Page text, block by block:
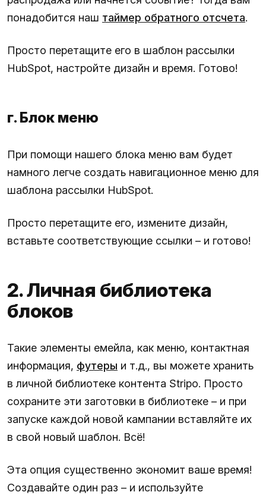
понадобится наш таймер обратного отсчета.
Просто перетащите его в шаблон рассылки
HubSpot, настройте дизайн и время. Готово!
г. Блок меню
При помощи нашего блока меню вам будет
намного легче создать навигационное меню для
шаблона рассылки HubSpot.
Просто перетащите его, измените дизайн,
вставьте соответствующие ссылки – и готово!
2. Личная библиотека
блоков
Такие элементы емейла, как меню, контактная
информация, футеры и т.д., вы можете хранить
в личной библиотеке контента Stripo. Просто
сохраните эти заготовки в библиотеке – и при
запуске каждой новой кампании вставляйте их
в свой новый шаблон. Всё!
Эта опция существенно экономит ваше время!
Создавайте один раз – и используйте